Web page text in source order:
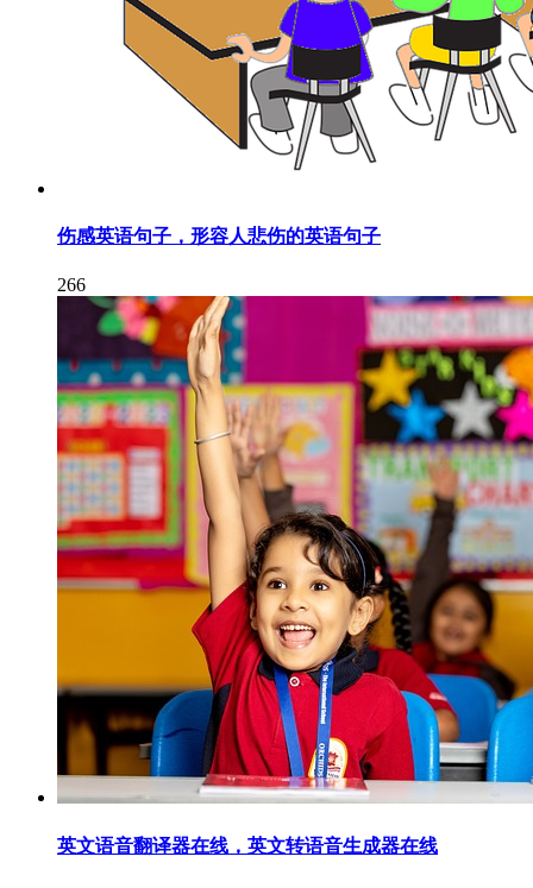
伤感英语句子，形容人悲伤的英语句子
266
英文语音翻译器在线，英文转语音生成器在线